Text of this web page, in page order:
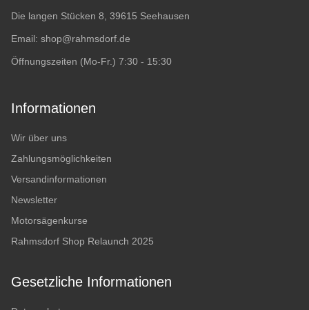
Die langen Stücken 8, 39615 Seehausen
Email: shop@rahmsdorf.de
Öffnungszeiten (Mo-Fr.) 7:30 - 15:30
Informationen
Wir über uns
Zahlungsmöglichkeiten
Versandinformationen
Newsletter
Motorsägenkurse
Rahmsdorf Shop Relaunch 2025
Gesetzliche Informationen